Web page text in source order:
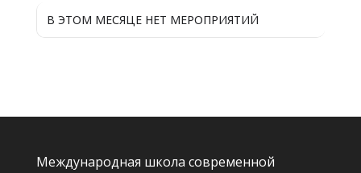
В ЭТОМ МЕСЯЦЕ НЕТ МЕРОПРИЯТИЙ
Международная школа современной